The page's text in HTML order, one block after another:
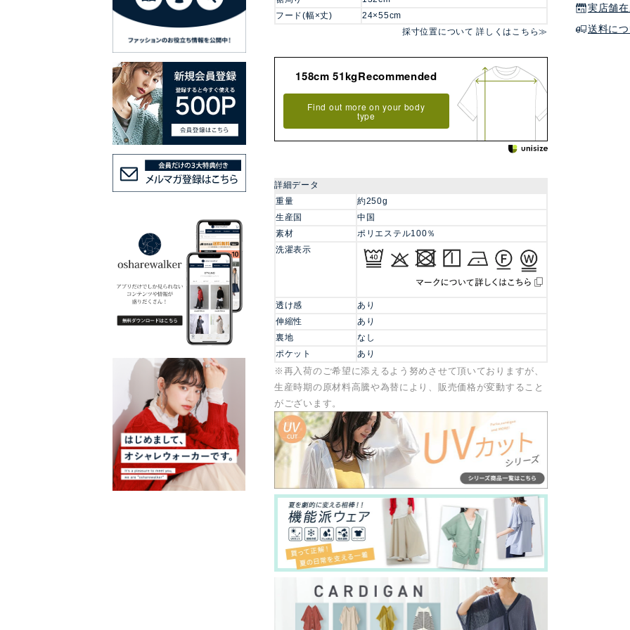
実店舗
送料に
フード(幅×丈)
24×55cm
採寸位置について 詳しくはこちら≫
158cm 51kgRecommended
Find out more on your body
type
詳細データ
重量
約250g
生産国
中国
素材
ポリエステル100％
洗濯表示
透け感
あり
伸縮性
あり
裏地
なし
ポケット
あり
※再入荷のご希望に添えるよう努めさせて頂いておりますが、
生産時期の原材料高騰や為替により、販売価格が変動すること
がございます。